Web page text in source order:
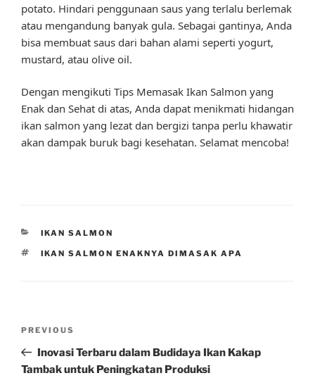
potato. Hindari penggunaan saus yang terlalu berlemak
atau mengandung banyak gula. Sebagai gantinya, Anda
bisa membuat saus dari bahan alami seperti yogurt,
mustard, atau olive oil.
Dengan mengikuti Tips Memasak Ikan Salmon yang
Enak dan Sehat di atas, Anda dapat menikmati hidangan
ikan salmon yang lezat dan bergizi tanpa perlu khawatir
akan dampak buruk bagi kesehatan. Selamat mencoba!
CATEGORIES
IKAN SALMON
TAGS
IKAN SALMON ENAKNYA DIMASAK APA
Previous
Post
PREVIOUS
Inovasi Terbaru dalam Budidaya Ikan Kakap
Tambak untuk Peningkatan Produksi